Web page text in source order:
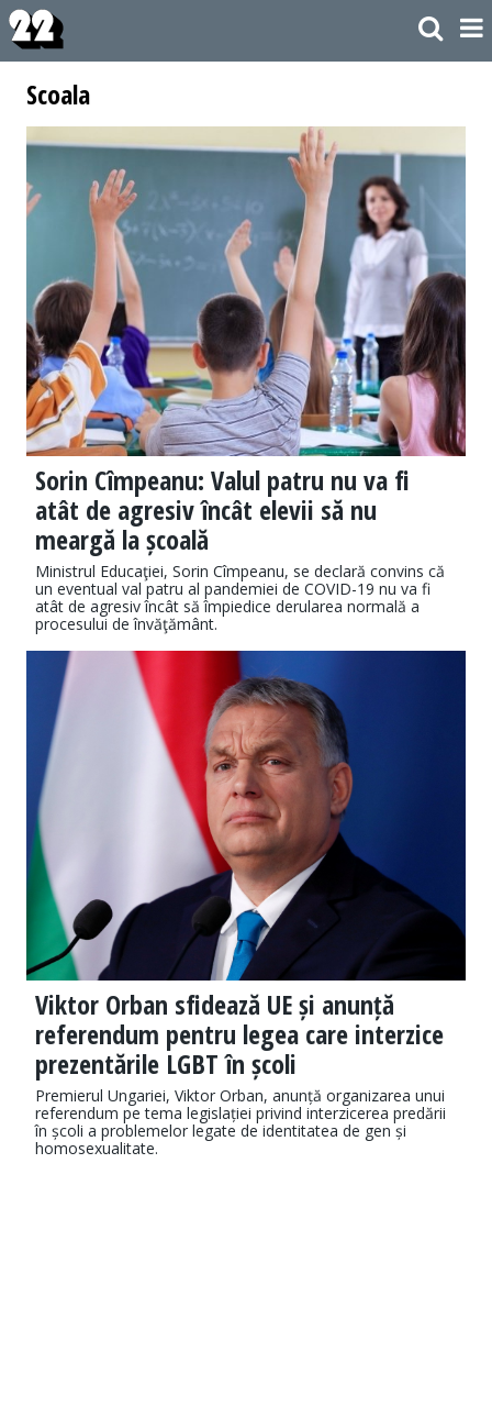
Scoala
Sorin Cîmpeanu: Valul patru nu va fi
atât de agresiv încât elevii să nu
meargă la școală
Ministrul Educaţiei, Sorin Cîmpeanu, se declară convins că
un eventual val patru al pandemiei de COVID-19 nu va fi
atât de agresiv încât să împiedice derularea normală a
procesului de învăţământ.
Viktor Orban sfidează UE și anunță
referendum pentru legea care interzice
prezentările LGBT în școli
Premierul Ungariei, Viktor Orban, anunță organizarea unui
referendum pe tema legislației privind interzicerea predării
în școli a problemelor legate de identitatea de gen și
homosexualitate.